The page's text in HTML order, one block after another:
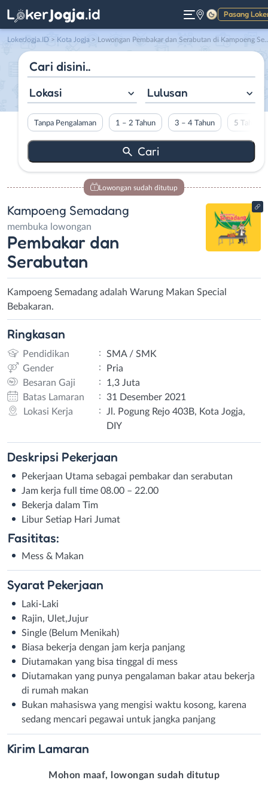
Pasang
Gelap
LokerJogja.ID > Kota Jogja > Lowongan Pembakar dan Serabutan di Kampoeng Semadang
Lokasi Lulusan
Tanpa Pengalaman 1 – 2 Tahun 3 – 4 Tahun 5 Tahun
Lowongan sudah ditutup
Kampoeng Semadang
membuka lowongan
Pembakar dan
Serabutan
Kampoeng Semadang adalah Warung Makan Special
Bebakaran.
Ringkasan
Pendidikan :
SMA / SMK
Gender
:
Pria
Besaran Gaji
:
1,3 Juta
Batas Lamaran
:
31 Desember 2021
Lokasi Kerja
:
Jl. Pogung Rejo 403B, Kota Jogja,
DIY
Deskripsi Pekerjaan
Pekerjaan Utama sebagai pembakar dan serabutan
Jam kerja full time 08.00 – 22.00
Bekerja dalam Tim
Libur Setiap Hari Jumat
Fasititas:
Mess & Makan
Syarat Pekerjaan
Laki-Laki
Rajin, Ulet,Jujur
Single (Belum Menikah)
Biasa bekerja dengan jam kerja panjang
Diutamakan yang bisa tinggal di mess
Diutamakan yang punya pengalaman bakar atau bekerja
di rumah makan
Bukan mahasiswa yang mengisi waktu kosong, karena
sedang mencari pegawai untuk jangka panjang
Kirim Lamaran
Mohon maaf, lowongan sudah ditutup